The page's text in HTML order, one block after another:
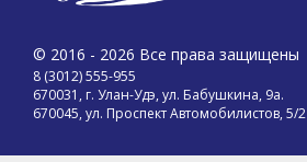
© 2016 - 2026 Все права защищены
8 (3012) 555-955
670031, г. Улан-Удэ, ул. Бабушкина, 9а.
670045, ул. Проспект Автомобилистов, 5/2